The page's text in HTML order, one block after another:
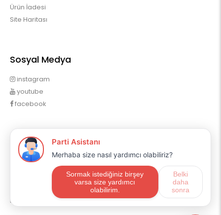
Ürün İadesi
Site Haritası
Sosyal Medya
instagram
youtube
facebook
Profilim
Profilim
Sipariş Geçmişim
Alışveriş Listem
Mail Aboneliği